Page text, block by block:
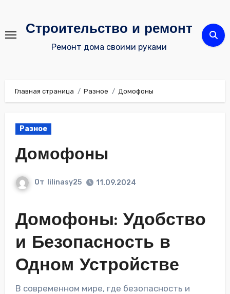
содержимому
Строительство и ремонт
Ремонт дома своими руками
Главная страница Разное Домофоны
Разное
Домофоны
От lilinasy25 11.09.2024
Домофоны: Удобство
и Безопасность в
Одном Устройстве
В современном мире, где безопасность и